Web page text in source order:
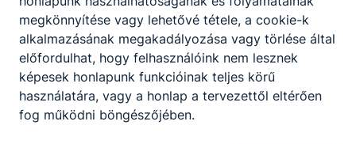
fürdőkkel kezeléseket végez;
gyógyvizes ivókúrát alkalmaz.
A REHABLITIÁCIÓS TERAPEUTA
FIZIOTERÁPIÁS ASSZISZTENS
SZAKKÉPZETTSÉGGEL RENDELKEZŐ
a természet energiáival gyógyítást végez
(elektroterápia, napfény-fototerápia,
megkönnyítése vagy lehetővé tétele, a cookie-k
alkalmazásának megakadályozása vagy törlése által
előfordulhat, hogy felhasználóink nem lesznek
képesek honlapunk funkcióinak teljes körű
használatára, vagy a honlap a tervezettől eltérően
fog működni böngészőjében.